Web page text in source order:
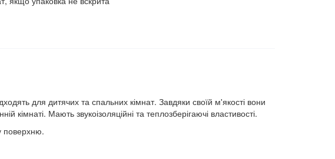
для дитячих та спальних кімнат. Завдяки своїй м'якості вони
кімнаті. Мають звукоізоляційні та теплозберігаючі властивості.
поверхню.